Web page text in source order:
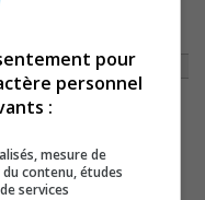
pour
personnel
:
mesure de
contenu, études
services